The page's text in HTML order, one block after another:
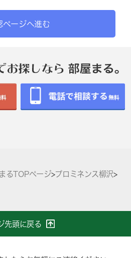
ページへ進む
るTOPページ>プロミネンス柳沢>
先頭に戻る